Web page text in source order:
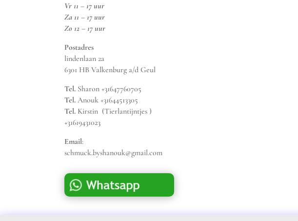
Vr 11 – 17 uur
Za 11 – 17 uur
Zo 12 – 17 uur
Postadres
lindenlaan 2a
6301 HB Valkenburg a/d Geul
Tel. Sharon +31647760705
Tel. Anouk +31644513305
Tel. Kirstin (Tierlantijntjes )
+31619431023
Email:
schmuck.byshanouk@gmail.com